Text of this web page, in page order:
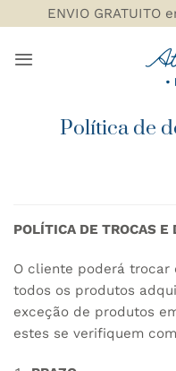
to
content
ENVIO GRATUITO
Política de
POLÍTICA DE TROCAS E
O cliente poderá trocar
todos os produtos
exceção de produtos
estes se verifiquem